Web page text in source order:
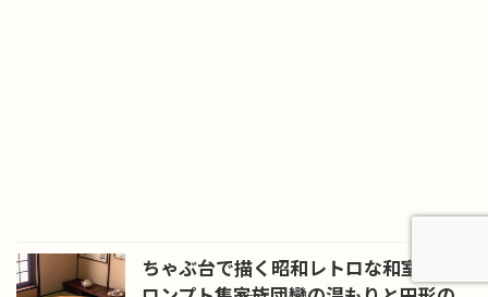
ちゃぶ台で描く昭和レトロな和室AIプ